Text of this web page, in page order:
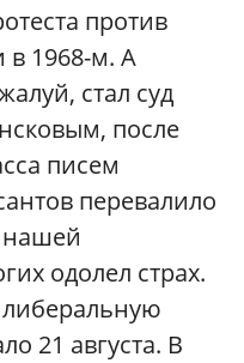
против
в 1968-м. А
стал суд
после
писем
перевалило
нашей
одолел страх.
21 августа. В